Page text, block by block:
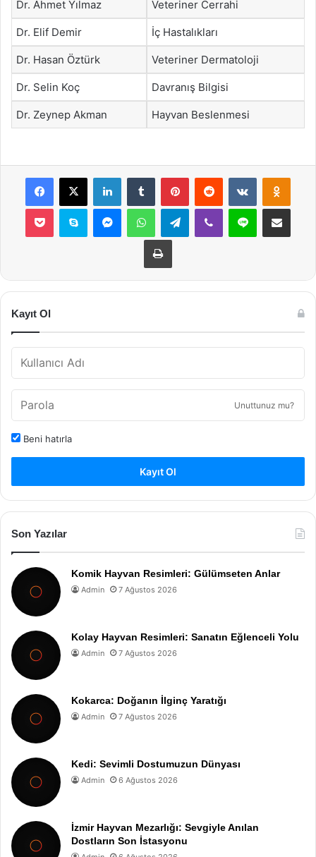
Dr. Ahmet Yılmaz Veteriner Cerrahi
Dr. Elif Demir İç Hastalıkları
Dr. Hasan Öztürk Veteriner Dermatoloji
Dr. Selin Koç Davranış Bilgisi
Dr. Zeynep Akman Hayvan Beslenmesi
Facebook
X LinkedInTumblr PinterestReddit VKontakte
Pocket Skype MessengerWhatsAppTelegramViber Line E-Posta ile
Yazdır
Kayıt Ol
Unuttunuz mu?
Beni hatırla
Kayıt Ol
Son Yazılar
Komik Hayvan Resimleri: Gülümseten Anlar
Admin 7 Ağustos 2026
Kolay Hayvan Resimleri: Sanatın Eğlenceli Yolu
Admin 7 Ağustos 2026
Kokarca: Doğanın İlginç Yaratığı
Admin 7 Ağustos 2026
Kedi: Sevimli Dostumuzun Dünyası
Admin 6 Ağustos 2026
İzmir Hayvan Mezarlığı: Sevgiyle Anılan
Dostların Son İstasyonu